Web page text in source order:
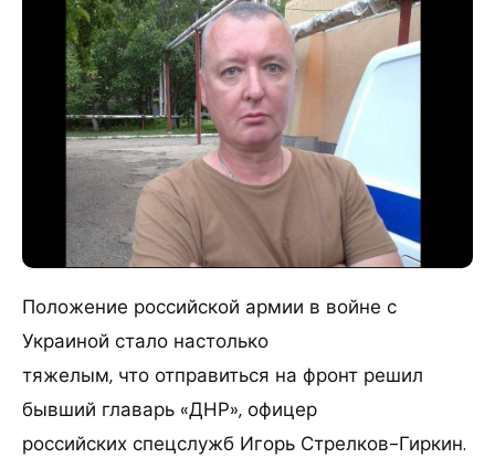
Положение российской армии в войне с
Украиной стало настолько
тяжелым, что отправиться на фронт решил
бывший главарь «ДНР», офицер
российских спецслужб Игорь Стрелков-Гиркин.